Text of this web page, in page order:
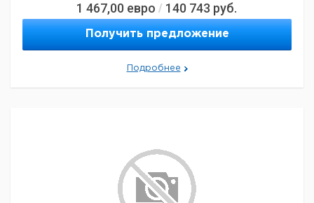
1 467,00 евро / 140 743 руб.
Получить предложение
Подробнее